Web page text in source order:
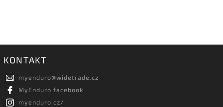
KONTAKT
myenduro@widetrade.cz
MyEnduro facebook
myenduro.cz/